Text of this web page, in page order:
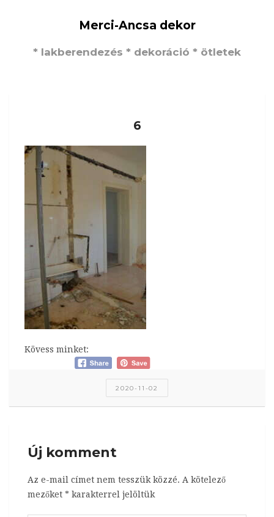
Merci-Ancsa dekor
* lakberendezés * dekoráció * ötletek
6
Kövess minket:
2020-11-02
Új komment
Az e-mail címet nem tesszük közzé. A kötelező
mezőket * karakterrel jelöltük